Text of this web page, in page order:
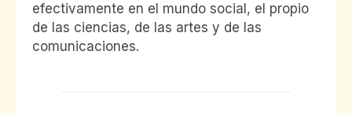
efectivamente en el mundo social, el propio
de las ciencias, de las artes y de las
comunicaciones.